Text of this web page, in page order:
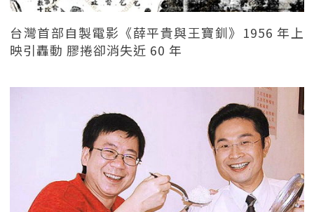
台灣首部自製電影《薛平貴與王寶釧》1956 年上
映引轟動 膠捲卻消失近 60 年